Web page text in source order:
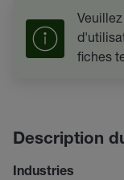
fiches
Description
Industries